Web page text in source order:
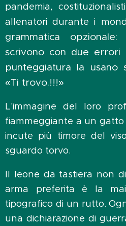
pandemia,
allenatori durante i
grammatica
scrivono con due
punteggiatura la usano
«Ti trovo.!!!»
L'immagine del loro
fiammeggiante a un
incute più timore del
sguardo torvo.
Il leone da tastiera non
arma preferita è la
tipografico di un rutto.
una dichiarazione di